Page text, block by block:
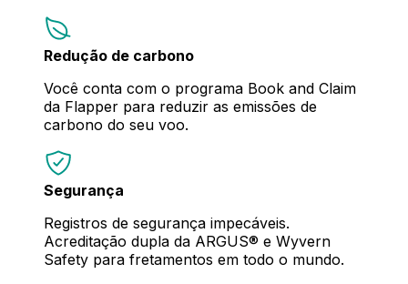
Redução de carbono
Você conta com o programa Book and Claim
da Flapper para reduzir as emissões de
carbono do seu voo.
Segurança
Registros de segurança impecáveis.
Acreditação dupla da ARGUS® e Wyvern
Safety para fretamentos em todo o mundo.